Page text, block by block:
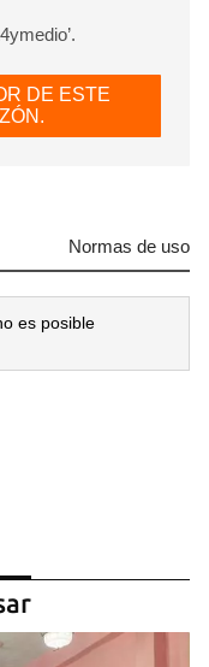
has de
DE ESTE
Normas de uso
es posible